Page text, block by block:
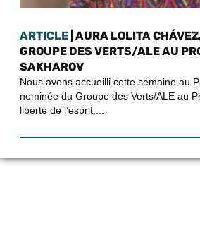
ARTICLE | AURA LOLITA
GROUPE DES VERTS/ALE AU
SAKHAROV
Nous avons accueilli cette semaine au
nominée du Groupe des Verts/ALE au
liberté de l’esprit,...